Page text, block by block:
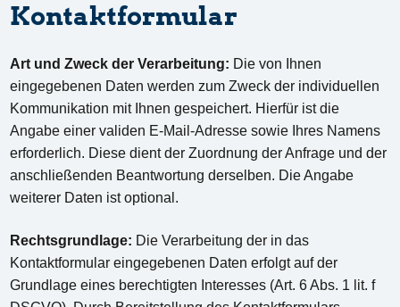
Kontaktformular
Art und Zweck der Verarbeitung: Die von Ihnen
eingegebenen Daten werden zum Zweck der individuellen
Kommunikation mit Ihnen gespeichert. Hierfür ist die
Angabe einer validen E-Mail-Adresse sowie Ihres Namens
erforderlich. Diese dient der Zuordnung der Anfrage und der
anschließenden Beantwortung derselben. Die Angabe
weiterer Daten ist optional.
Rechtsgrundlage: Die Verarbeitung der in das
Kontaktformular eingegebenen Daten erfolgt auf der
Grundlage eines berechtigten Interesses (Art. 6 Abs. 1 lit. f